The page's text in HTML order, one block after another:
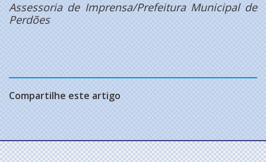
Assessoria de Imprensa/Prefeitura Municipal de
Perdões
Compartilhe este artigo